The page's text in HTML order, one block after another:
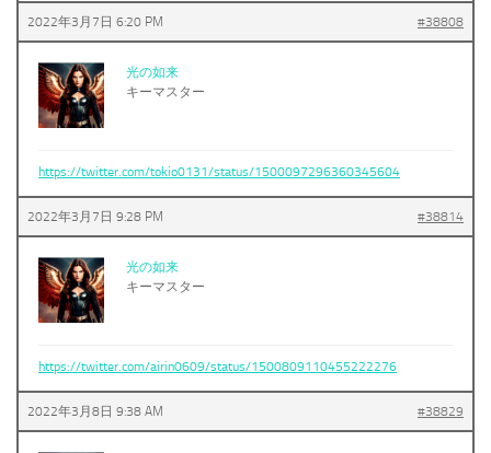
2022年3月7日 6:20 PM #38808
光の如来
キーマスター
https://twitter.com/tokio0131/status/1500097296360345604
2022年3月7日 9:28 PM #38814
光の如来
キーマスター
https://twitter.com/airin0609/status/1500809110455222276
2022年3月8日 9:38 AM #38829